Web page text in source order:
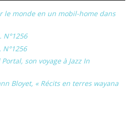
le monde en un mobil-home dans
N°1256
son voyage à Jazz In
Bloyet, « Récits en terres wayana